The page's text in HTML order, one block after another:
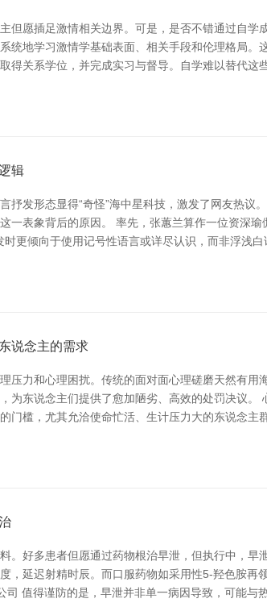
但愿插足激情相关边界。可是，是否不错通过自
统地学习激情学基础表面、相关手段和伦理格局
得关系学位，并完成实习与督导。自学难以替代这
辑
抒发形态显得“奇怪”海中星科技，激发了网友热
一表象背后的原因。 率先，张蕙兰算作一位资深
时更倾向于使用记号性语言或详尽认识，而非浮浅
说念主的需求
压力和心理困扰。传统的面对面心理磋磨天然有
为东说念主们提供了愈加陋劣、高效的处罚决议
门槛，尤其允洽使命忙活、生计压力大的东说念主
。好多患者但愿通过药物根治早泄，但执行中，
，延迟射精时辰。而口服药物如采用性5-羟色胺
值得谨防的是，早泄并非单一病因导致，可能与